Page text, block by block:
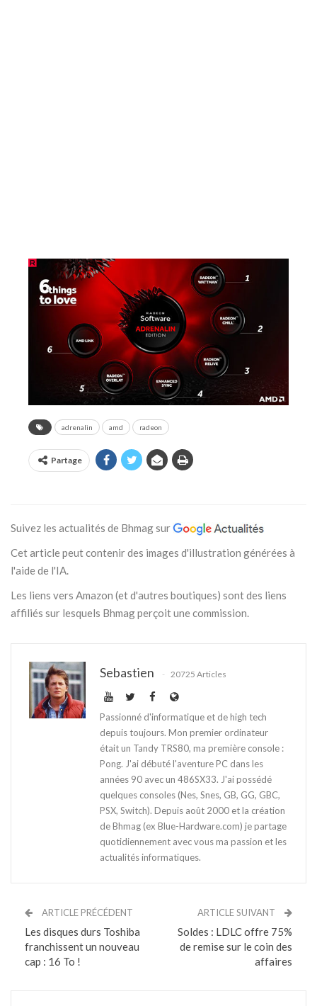
adrenalin amd radeon
Partage
Suivez les actualités de Bhmag sur
Cet article peut contenir des images d'illustration générées à
l'aide de l'IA.
Les liens vers Amazon (et d'autres boutiques) sont des liens
affiliés sur lesquels Bhmag perçoit une commission.
Sebastien 20725 Articles
Passionné d'informatique et de high tech
depuis toujours. Mon premier ordinateur
était un Tandy TRS80, ma première console :
Pong. J'ai débuté l'aventure PC dans les
années 90 avec un 486SX33. J'ai possédé
quelques consoles (Nes, Snes, GB, GG, GBC,
PSX, Switch). Depuis août 2000 et la création
de Bhmag (ex Blue-Hardware.com) je partage
quotidiennement avec vous ma passion et les
actualités informatiques.
ARTICLE PRÉCÉDENT
Les disques durs Toshiba
franchissent un nouveau
cap : 16 To !
ARTICLE SUIVANT
Soldes : LDLC offre 75%
de remise sur le coin des
affaires